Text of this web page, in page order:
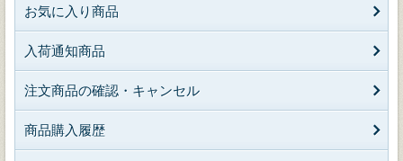
お気に入り商品
入荷通知商品
注文商品の確認・キャンセル
商品購入履歴